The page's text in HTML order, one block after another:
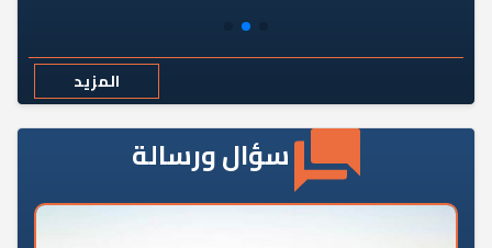
المزيد
سؤال ورسالة